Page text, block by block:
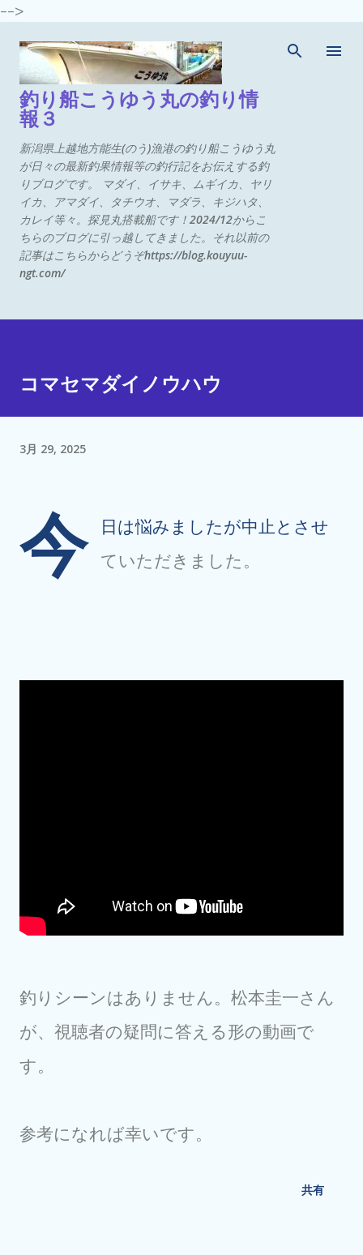
--> スキップしてメイン コンテンツに移動
釣り船こうゆう丸の釣り情
報３
新潟県上越地方能生(のう)漁港の釣り船こうゆう丸
が日々の最新釣果情報等の釣行記をお伝えする釣
りブログです。 マダイ、イサキ、ムギイカ、ヤリ
イカ、アマダイ、タチウオ、マダラ、キジハタ、
カレイ等々。探見丸搭載船です！2024/12からこ
ちらのブログに引っ越してきました。それ以前の
記事はこちらからどうぞhttps://blog.kouyuu-
ngt.com/
コマセマダイノウハウ
3月 29, 2025
今
日は悩みましたが中止とさせ
ていただきました。
釣りシーンはありません。松本圭一さん
が、視聴者の疑問に答える形の動画で
す。
参考になれば幸いです。
共有